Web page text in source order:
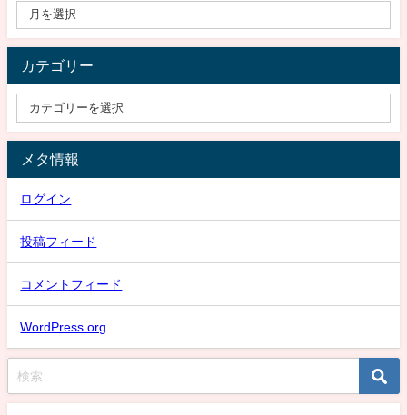
カテゴリー
メタ情報
ログイン
投稿フィード
コメントフィード
WordPress.org